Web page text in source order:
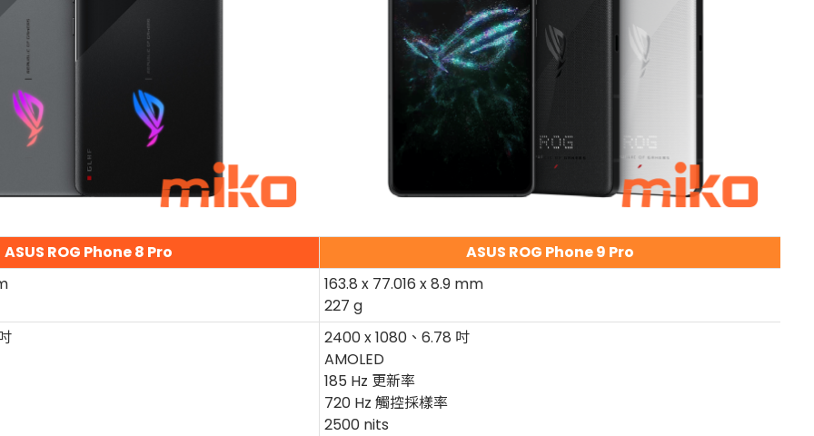
ASUS ROG Phone 8 Pro
ASUS ROG Phone 9 Pro
163.8 x 77.016 x 8.9 mm
227 g
2400 x 1080、6.78 吋
AMOLED
185 Hz 更新率
720 Hz 觸控採樣率
2500 nits